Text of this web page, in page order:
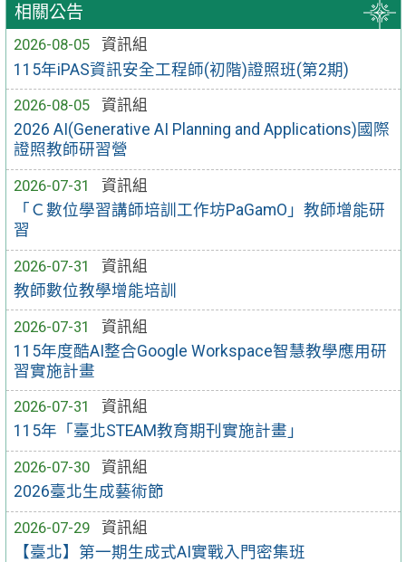
相關公告
2026-08-05
資訊組
115年iPAS資訊安全工程師(初階)證照班(第2期)
2026-08-05
資訊組
2026 AI(Generative AI Planning and Applications)國際
證照教師研習營
2026-07-31
資訊組
「Ｃ數位學習講師培訓工作坊PaGamO」教師增能研
習
2026-07-31
資訊組
教師數位教學增能培訓
2026-07-31
資訊組
115年度酷AI整合Google Workspace智慧教學應用研
習實施計畫
2026-07-31
資訊組
115年「臺北STEAM教育期刊實施計畫」
2026-07-30
資訊組
2026臺北生成藝術節
2026-07-29
資訊組
【臺北】第一期生成式AI實戰入門密集班